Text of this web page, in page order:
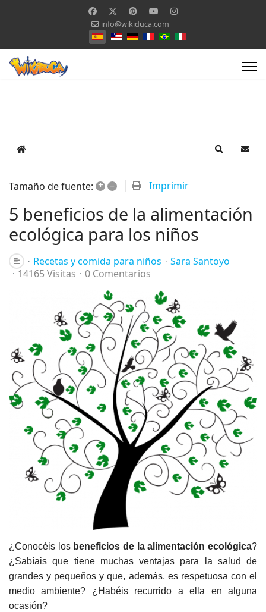
info@wikiduca.com
Seleccione su idioma
Home Search
Tamaño de fuente: + – Imprimir
5 beneficios de la alimentación
ecológica para los niños
Recetas y comida para niños
Sara Santoyo
14165 Visitas
0 Comentarios
¿Conocéis los beneficios de la alimentación ecológica?
¿Sabíais que tiene muchas ventajas para la salud de
grandes y pequeños y que, además, es respetuosa con el
medio ambiente? ¿Habéis recurrido a ella en alguna
ocasión?